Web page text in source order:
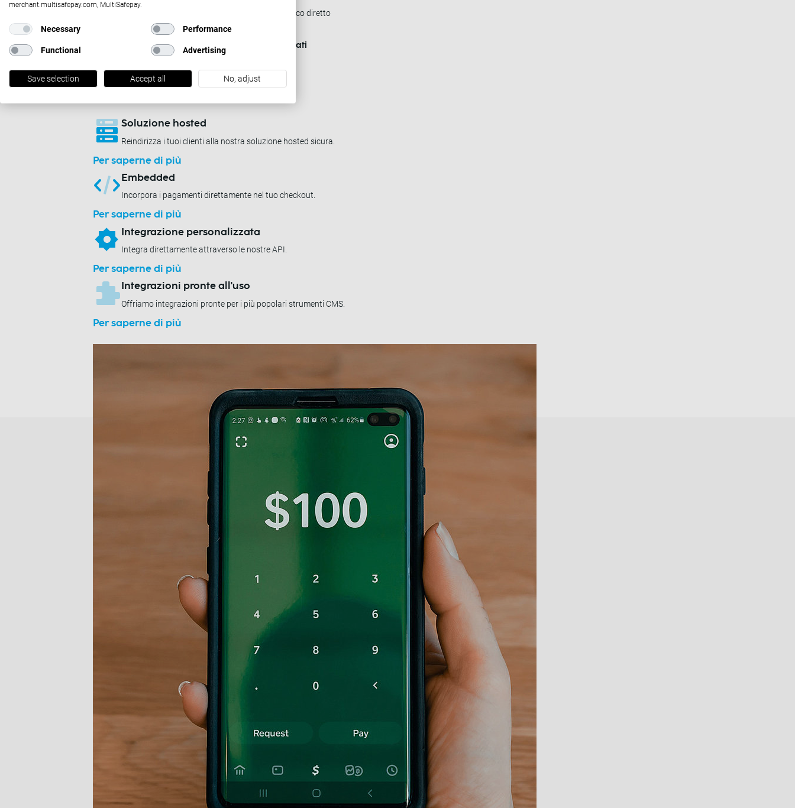
Sviluppo in-house development con support tecnico diretto
Preventivo gratuito Registrati
Offriamo le seguenti opzioni di integrazione:
Soluzione hosted
Reindirizza i tuoi clienti alla nostra soluzione hosted sicura.
Per saperne di più
Embedded
Incorpora i pagamenti direttamente nel tuo checkout.
Per saperne di più
Integrazione personalizzata
Integra direttamente attraverso le nostre API.
Per saperne di più
Integrazioni pronte all'uso
Offriamo integrazioni pronte per i più popolari strumenti CMS.
Per saperne di più
merchant.multisafepay.com, MultiSafepay.
Necessary Performance
Functional Advertising
Save selection Accept all No, adjust